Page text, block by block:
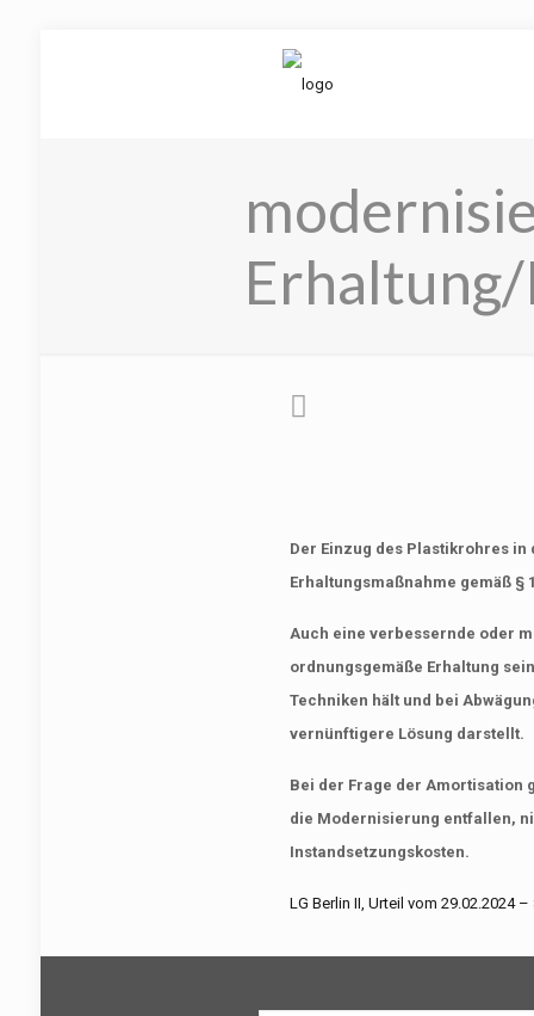
Der Einzug des Plastikrohres
Erhaltungsmaßnahme gemäß §
Auch eine verbessernde oder
ordnungsgemäße Erhaltung
Techniken hält und bei
vernünftigere Lösung darstellt.
Bei der Frage der Amortisation
die Modernisierung entfallen,
Instandsetzungskosten.
LG Berlin II, Urteil vom 29.02.2024 –